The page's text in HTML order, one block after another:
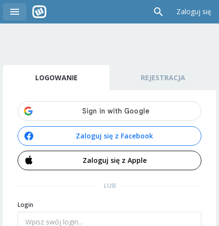
Zaloguj się
LOGOWANIE REJESTRACJA
Zaloguj się z Facebook
Zaloguj się z Apple
LUB
Login